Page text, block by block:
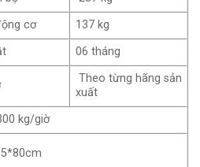
cơ
137 kg
06 tháng
Theo từng hãng sản
xuất
kg/giờ